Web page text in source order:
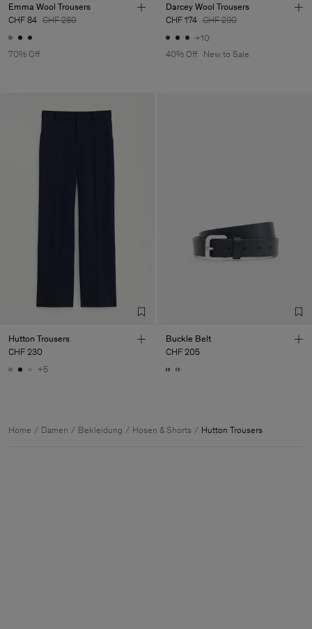
Emma Wool Trousers
CHF 84 CHF 280
70% Off
Darcey Wool Trousers
CHF 174 CHF 290
+10
40% Off
New to Sale
Hutton Trousers
CHF 230
+5
Buckle Belt
CHF 205
Home Damen Bekleidung Hosen & Shorts Hutton Trousers